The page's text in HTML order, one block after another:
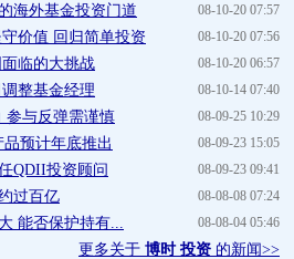
08-10-20 07:57
海外基金投资门道
08-10-20 07:56
价值 回归简单投资
08-10-20 06:57
临的大挑战
08-10-14 07:40
整基金经理
08-09-25 10:29
参与反弹需谨慎
08-09-23 15:05
预计年底推出
08-09-23 09:41
QDII投资顾问
08-08-08 07:24
过百亿
08-08-04 05:46
能否保护持有...
更多关于 博时 投资 的新闻>>